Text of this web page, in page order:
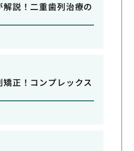
説！二重歯列治療の
正！コンプレックス